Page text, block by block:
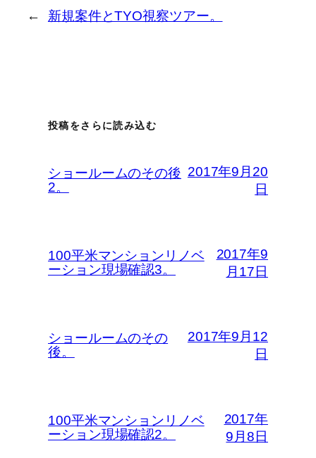
← 新規案件とTYO視察ツアー。
投稿をさらに読み込む
ショールームのその後
2。
2017年9月20
日
100平米マンションリノベ
ーション現場確認3。
2017年9
月17日
ショールームのその
後。
2017年9月12
日
100平米マンションリノベ
ーション現場確認2。
2017年
9月8日